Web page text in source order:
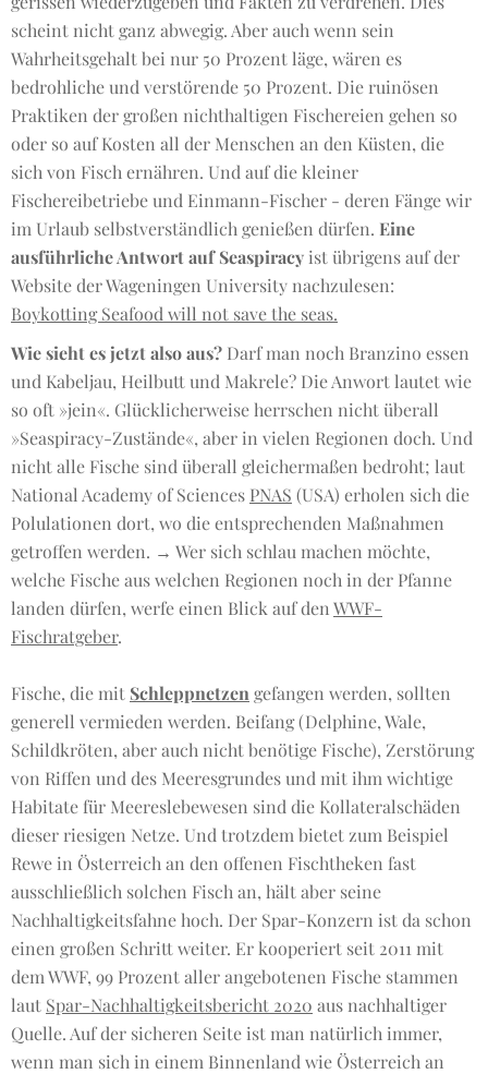
scheint nicht ganz abwegig. Aber auch wenn sein
Wahrheitsgehalt bei nur 50 Prozent läge, wären es
bedrohliche und verstörende 50 Prozent. Die ruinösen
Praktiken der großen nichthaltigen Fischereien gehen so
oder so auf Kosten all der Menschen an den Küsten, die
sich von Fisch ernähren. Und auf die kleiner
Fischereibetriebe und Einmann-Fischer - deren Fänge wir
im Urlaub selbstverständlich genießen dürfen. Eine
ausführliche Antwort auf Seaspiracy ist übrigens auf der
Website der Wageningen University nachzulesen:
Boykotting Seafood will not save the seas.
Wie sieht es jetzt also aus? Darf man noch Branzino essen
und Kabeljau, Heilbutt und Makrele? Die Anwort lautet wie
so oft »jein«. Glücklicherweise herrschen nicht überall
»Seaspiracy-Zustände«, aber in vielen Regionen doch. Und
nicht alle Fische sind überall gleichermaßen bedroht; laut
National Academy of Sciences PNAS (USA) erholen sich die
Polulationen dort, wo die entsprechenden Maßnahmen
getroffen werden. → Wer sich schlau machen möchte,
welche Fische aus welchen Regionen noch in der Pfanne
landen dürfen, werfe einen Blick auf den WWF-
Fischratgeber.
Fische, die mit Schleppnetzen gefangen werden, sollten
generell vermieden werden. Beifang (Delphine, Wale,
Schildkröten, aber auch nicht benötige Fische), Zerstörung
von Riffen und des Meeresgrundes und mit ihm wichtige
Habitate für Meereslebewesen sind die Kollateralschäden
dieser riesigen Netze. Und trotzdem bietet zum Beispiel
Rewe in Österreich an den offenen Fischtheken fast
ausschließlich solchen Fisch an, hält aber seine
Nachhaltigkeitsfahne hoch. Der Spar-Konzern ist da schon
einen großen Schritt weiter. Er kooperiert seit 2011 mit
dem WWF, 99 Prozent aller angebotenen Fische stammen
laut Spar-Nachhaltigkeitsbericht 2020 aus nachhaltiger
Quelle. Auf der sicheren Seite ist man natürlich immer,
wenn man sich in einem Binnenland wie Österreich an